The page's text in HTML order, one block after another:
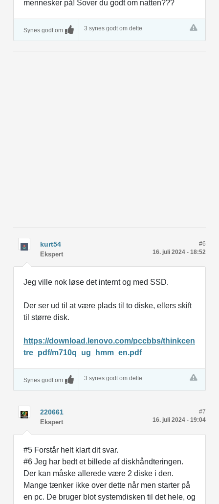
mennesker på! Sover du godt om natten???
Synes godt om 3 synes godt om dette
kurt54
Ekspert 16. juli 2024 - 18:52
#6
Jeg ville nok løse det internt og med SSD.
Der ser ud til at være plads til to diske, ellers skift
til større disk.
https://download.lenovo.com/pccbbs/thinkcen
tre_pdf/m710q_ug_hmm_en.pdf
Synes godt om 3 synes godt om dette
220661
Ekspert 16. juli 2024 - 19:04
#7
#5 Forstår helt klart dit svar.
#6 Jeg har bedt et billede af diskhåndteringen.
Der kan måske allerede være 2 diske i den.
Mange tænker ikke over dette når men starter på
en pc. De bruger blot systemdisken til det hele, og